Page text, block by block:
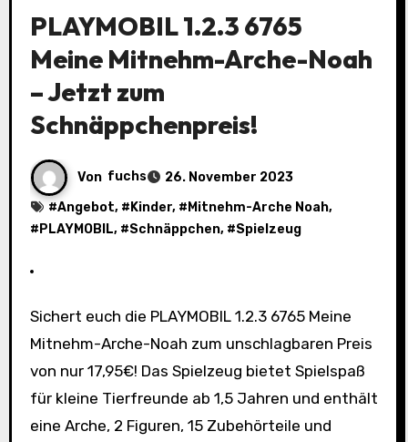
PLAYMOBIL 1.2.3 6765
Meine Mitnehm-Arche-Noah
– Jetzt zum
Schnäppchenpreis!
Von fuchs
26. November 2023
#Angebot, # Kinder, # Mitnehm-Arche Noah,
# PLAYMOBIL, #Schnäppchen, #Spielzeug
Sichert euch die PLAYMOBIL 1.2.3 6765 Meine
Mitnehm-Arche-Noah zum unschlagbaren Preis
von nur 17,95€! Das Spielzeug bietet Spielspaß
für kleine Tierfreunde ab 1,5 Jahren und enthält
eine Arche, 2 Figuren, 15 Zubehörteile und